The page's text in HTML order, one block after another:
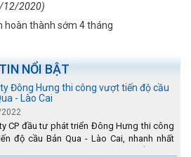
12/2020)
hoàn thành sớm 4 tháng
TIN NỔI BẬT
Đông Hưng thi công vượt tiến độ cầu
- Lào Cai
CP đầu tư phát triển Đông Hưng thi công
độ cầu Bản Qua - Lào Cai, nhanh nhất